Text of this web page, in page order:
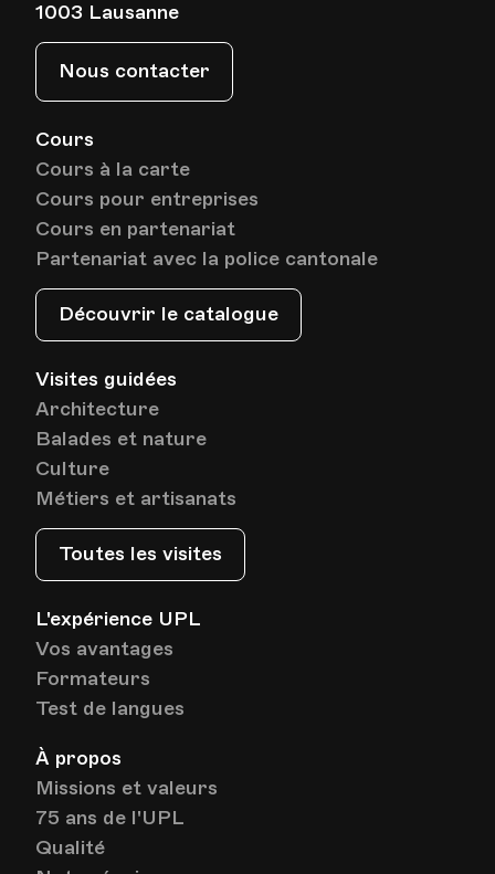
Cours
Cours à la carte
Cours pour entreprises
Cours en partenariat
Partenariat avec la police cantonale
Découvrir le catalogue
Visites guidées
Architecture
Balades et nature
Culture
Métiers et artisanats
Toutes les visites
L'expérience UPL
Vos avantages
Formateurs
Test de langues
À propos
Missions et valeurs
75 ans de l'UPL
Qualité
1003 Lausanne
Nous contacter